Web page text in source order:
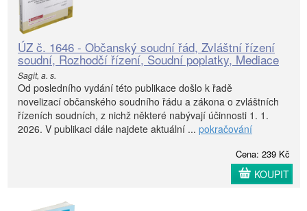
ÚZ č. 1646 - Občanský soudní řád, Zvláštní řízení
soudní, Rozhodčí řízení, Soudní poplatky, Mediace
Sagit, a. s.
Od posledního vydání této publikace došlo k řadě
novelizací občanského soudního řádu a zákona o zvláštních
řízeních soudních, z nichž některé nabývají účinnosti 1. 1.
2026. V publikaci dále najdete aktuální ... pokračování
Cena: 239 Kč
KOUPIT